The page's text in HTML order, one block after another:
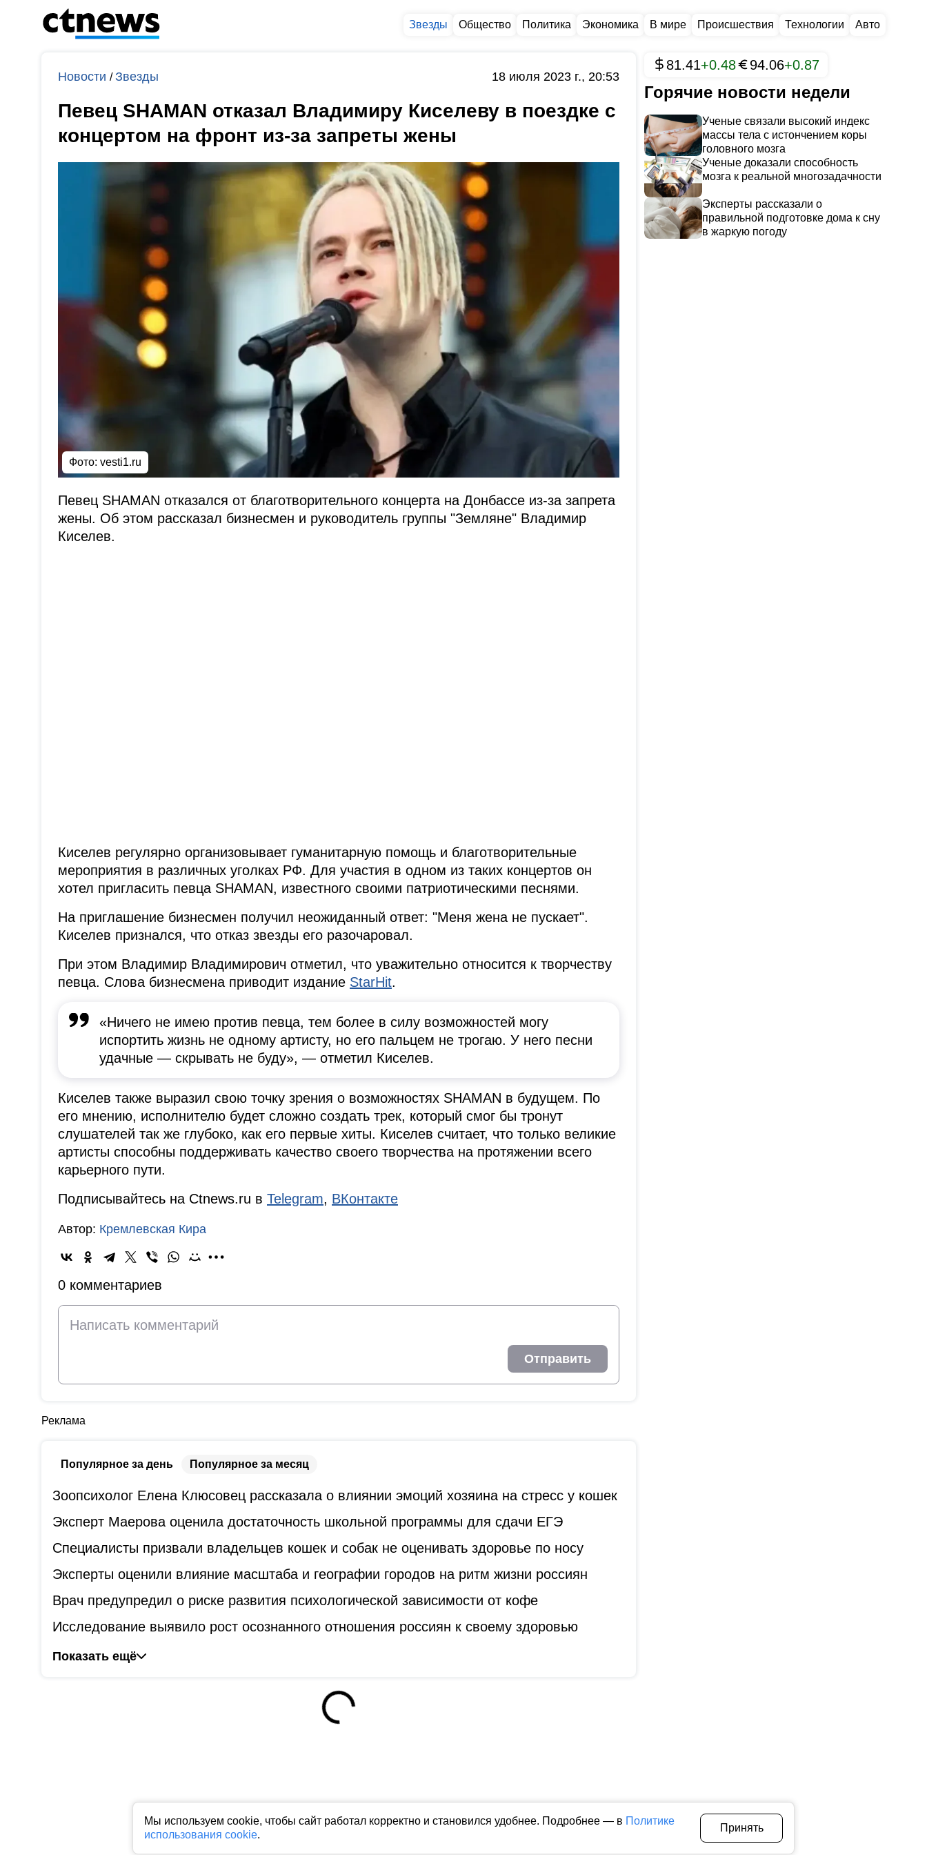
Мы используем cookie, чтобы сайт работал корректно и становился удобнее. Подробнее — в Политике
использования cookie.
Принять
Звезды Общество Политика Экономика В мире Происшествия Технологии Авто
Новости /Звезды 18 июля 2023 г., 20:53
Певец SHAMAN отказал Владимиру Киселеву в поездке с
концертом на фронт из-за запреты жены
Фото: vesti1.ru
Певец SHAMAN отказался от благотворительного концерта на Донбассе из-за запрета
жены. Об этом рассказал бизнесмен и руководитель группы "Земляне" Владимир
Киселев.
Киселев регулярно организовывает гуманитарную помощь и благотворительные
мероприятия в различных уголках РФ. Для участия в одном из таких концертов он
хотел пригласить певца SHAMAN, известного своими патриотическими песнями.
На приглашение бизнесмен получил неожиданный ответ: "Меня жена не пускает".
Киселев признался, что отказ звезды его разочаровал.
При этом Владимир Владимирович отметил, что уважительно относится к творчеству
певца. Слова бизнесмена приводит издание StarHit.
«Ничего не имею против певца, тем более в силу возможностей могу
испортить жизнь не одному артисту, но его пальцем не трогаю. У него песни
удачные — скрывать не буду», — отметил Киселев.
Киселев также выразил свою точку зрения о возможностях SHAMAN в будущем. По
его мнению, исполнителю будет сложно создать трек, который смог бы тронут
слушателей так же глубоко, как его первые хиты. Киселев считает, что только великие
артисты способны поддерживать качество своего творчества на протяжении всего
карьерного пути.
Подписывайтесь на Ctnews.ru в Telegram, ВКонтакте
Автор: Кремлевская Кира
0 комментариев
Отправить
Реклама
Популярное за день Популярное за месяц
Зоопсихолог Елена Клюсовец рассказала о влиянии эмоций хозяина на стресс у кошек
Эксперт Маерова оценила достаточность школьной программы для сдачи ЕГЭ
Специалисты призвали владельцев кошек и собак не оценивать здоровье по носу
Эксперты оценили влияние масштаба и географии городов на ритм жизни россиян
Врач предупредил о риске развития психологической зависимости от кофе
Исследование выявило рост осознанного отношения россиян к своему здоровью
Показать ещё
81.41+0.48 94.06+0.87
Горячие новости недели
Ученые связали высокий индекс
массы тела с истончением коры
головного мозга
Ученые доказали способность
мозга к реальной многозадачности
Эксперты рассказали о
правильной подготовке дома к сну
в жаркую погоду